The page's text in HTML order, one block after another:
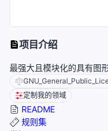
项目介绍
最强大且模块化的具有图
定制我的领域
README
规则集